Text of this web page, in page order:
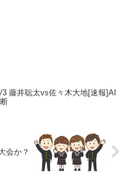
3 藤井聡太vs佐々木大地[速報]AI
会か？